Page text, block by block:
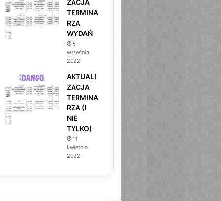
ZACJA
TERMINA
RZA
WYDAŃ
5
września
2022
AKTUALI
ZACJA
TERMINA
RZA (I
NIE
TYLKO)
11
kwietnia
2022